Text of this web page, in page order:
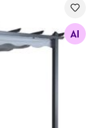
Otsi sarnaseid